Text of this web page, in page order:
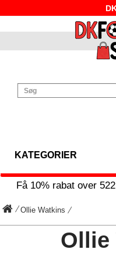
KATEGORIER
Få 10% rabat over 522
Ollie Watkins
Ollie